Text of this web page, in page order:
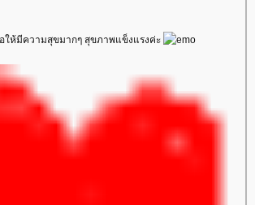
ให้มีความสุขมากๆ สุขภาพแข็งแรงค่ะ